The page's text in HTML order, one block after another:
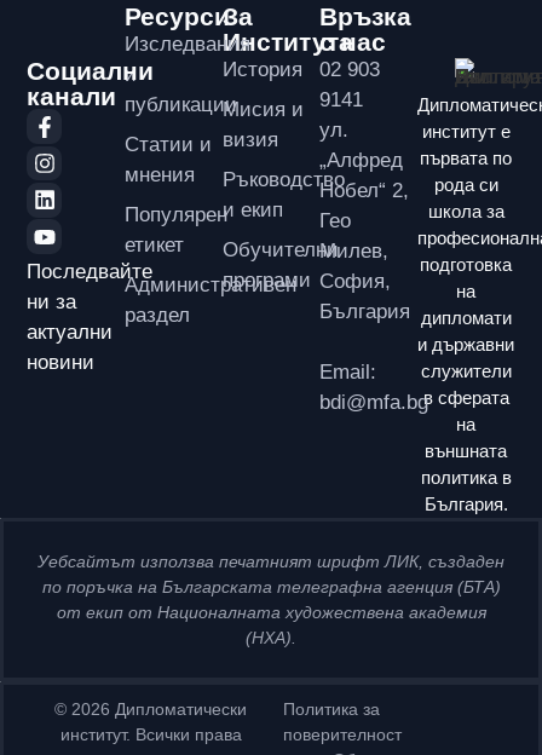
институт е
първата по
рода си
школа за
подготовка
на
дипломати
и държавни
служители
в сферата
на
външната
политика в
България.
За
Института
История
Мисия и
визия
Ръководство
и екип
Обучителни
програми
Ресурси
Изследвания
и
публикации
Статии и
мнения
Популярен
етикет
Административен
раздел
Връзка
с нас
02 903
9141
ул.
„Алфред
Нобел“ 2,
Гео
Милев,
София,
България
Email:
bdi@mfa.bg
Социални
канали
Последвайте
ни за
актуални
новини
Уебсайтът използва печатният шрифт ЛИК, създаден
по поръчка на Българската телеграфна агенция (БТА)
от екип от Националната художествена академия
(НХА).
© 2026 Дипломатически
институт. Всички права
Политика за
поверителност